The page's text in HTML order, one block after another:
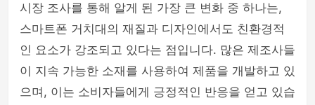
시장 조사를 통해 알게 된 가장 큰 변화 중 하나는,
스마트폰 거치대의 재질과 디자인에서도 친환경적
인 요소가 강조되고 있다는 점입니다. 많은 제조사들
이 지속 가능한 소재를 사용하여 제품을 개발하고 있
으며, 이는 소비자들에게 긍정적인 반응을 얻고 있습